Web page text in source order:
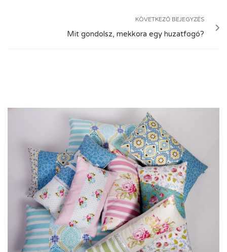
KÖVETKEZŐ BEJEGYZÉS
Mit gondolsz, mekkora egy huzatfogó?